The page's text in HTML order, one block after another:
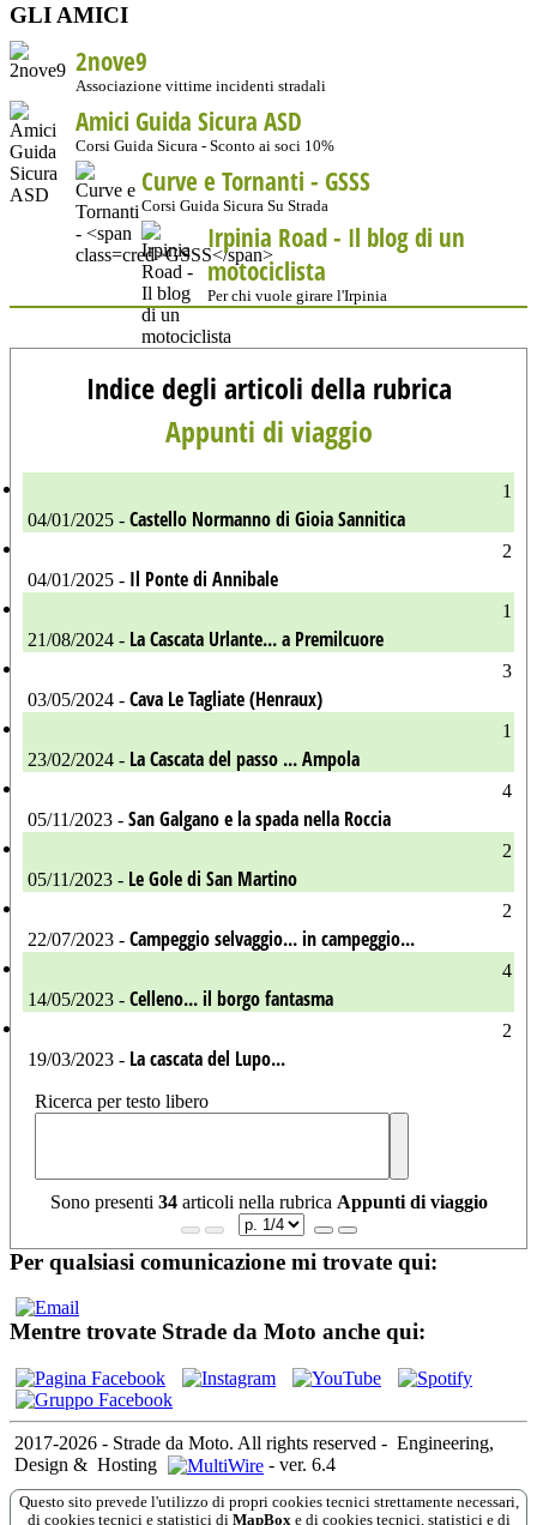
GLI AMICI
2nove9
Associazione vittime incidenti stradali
Amici Guida Sicura ASD
Corsi Guida Sicura - Sconto ai soci 10%
Curve e Tornanti - GSSS
Corsi Guida Sicura Su Strada
Irpinia Road - Il blog di un
motociclista
Per chi vuole girare l'Irpinia
Indice degli articoli della rubrica
Appunti di viaggio
1
04/01/2025 - Castello Normanno di Gioia Sannitica
2
04/01/2025 - Il Ponte di Annibale
1
21/08/2024 - La Cascata Urlante... a Premilcuore
3
03/05/2024 - Cava Le Tagliate (Henraux)
1
23/02/2024 - La Cascata del passo ... Ampola
4
05/11/2023 - San Galgano e la spada nella Roccia
2
05/11/2023 - Le Gole di San Martino
2
22/07/2023 - Campeggio selvaggio... in campeggio...
4
14/05/2023 - Celleno... il borgo fantasma
2
19/03/2023 - La cascata del Lupo...
Ricerca per testo libero
Sono presenti 34articoli nella rubrica Appunti di viaggio
Per qualsiasi comunicazione mi trovate qui:
Mentre trovate Strade da Moto anche qui:
2017-2026 - Strade da Moto. All rights reserved - Engineering,
Design & Hosting - ver. 6.4
Questo sito prevede l'utilizzo di propri cookies tecnici strettamente necessari,
di cookies tecnici e statistici di MapBoxe di cookies tecnici, statistici e di